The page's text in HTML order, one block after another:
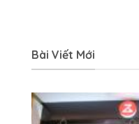
Bài Viết Mới